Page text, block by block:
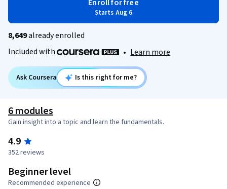
Enroll for free
Starts Aug 6
8,649already enrolled
Included with
• Learn more
Ask Coursera Is this right for me?
6 modules
Gain insight into a topic and learn the fundamentals.
4.9
352 reviews
Beginner level
Recommended experience